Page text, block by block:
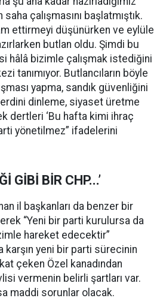
çalışmasını başlatmıştık.
ettirmeyi düşünürken ve eylüle
butlan oldu. Şimdi bu
hâlâ bizimle çalışmak istediğini
tanımıyor. Butlancıların böyle
yapma, sandık güvenliğini
dinleme, siyaset üretme
dertleri ‘Bu hafta kimi ihraç
yönetilmez” ifadelerini
GİBİ BİR CHP...’
il başkanları da benzer bir
“Yeni bir parti kurulursa da
hareket edecektir”
karşın yeni bir parti sürecinin
çeken Özel kanadından
vermenin belirli şartları var.
maddi sorunlar olacak.